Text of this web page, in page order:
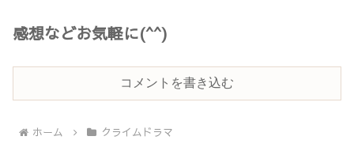
感想などお気軽に(^^)
コメントを書き込む
ホーム クライムドラマ